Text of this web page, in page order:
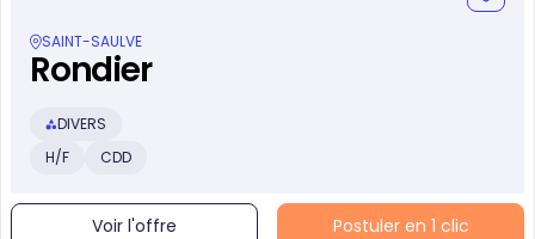
SAINT-SAULVE
Rondier
DIVERS
H/F
CDD
Voir l'offre Postuler en 1 clic